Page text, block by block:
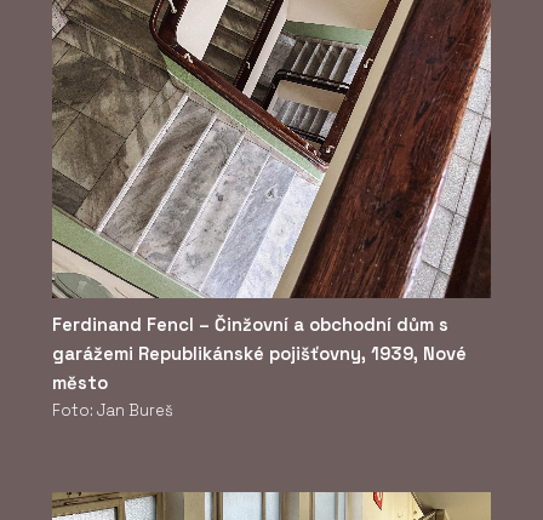
Ferdinand Fencl – Činžovní a obchodní dům s
garážemi Republikánské pojišťovny, 1939, Nové
město
Foto: Jan Bureš